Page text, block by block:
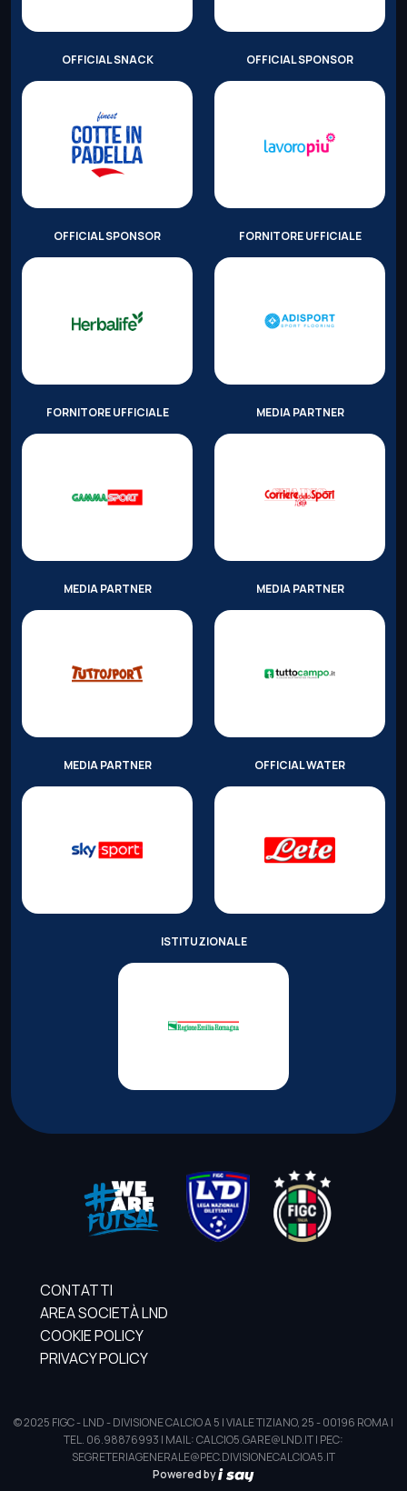
OFFICIAL SNACK OFFICIAL SPONSOR
OFFICIAL SPONSOR FORNITORE UFFICIALE
FORNITORE UFFICIALE MEDIA PARTNER
MEDIA PARTNER MEDIA PARTNER
MEDIA PARTNER OFFICIAL WATER
ISTITUZIONALE
CONTATTI
AREA SOCIETÀ LND
COOKIE POLICY
PRIVACY POLICY
© 2025 FIGC - LND - DIVISIONE CALCIO A 5 | VIALE TIZIANO, 25 - 00196 ROMA |
TEL. 06.98876993 | MAIL: CALCIO5.GARE@LND.IT | PEC:
SEGRETERIAGENERALE@PEC.DIVISIONECALCIOA5.IT
Powered by